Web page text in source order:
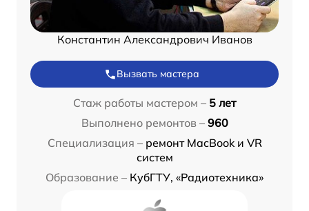
Константин Александрович Иванов
Вызвать мастера
Стаж работы мастером – 5 лет
Выполнено ремонтов – 960
Специализация – ремонт MacBook и VR
систем
Образование – КубГТУ, «Радиотехника»